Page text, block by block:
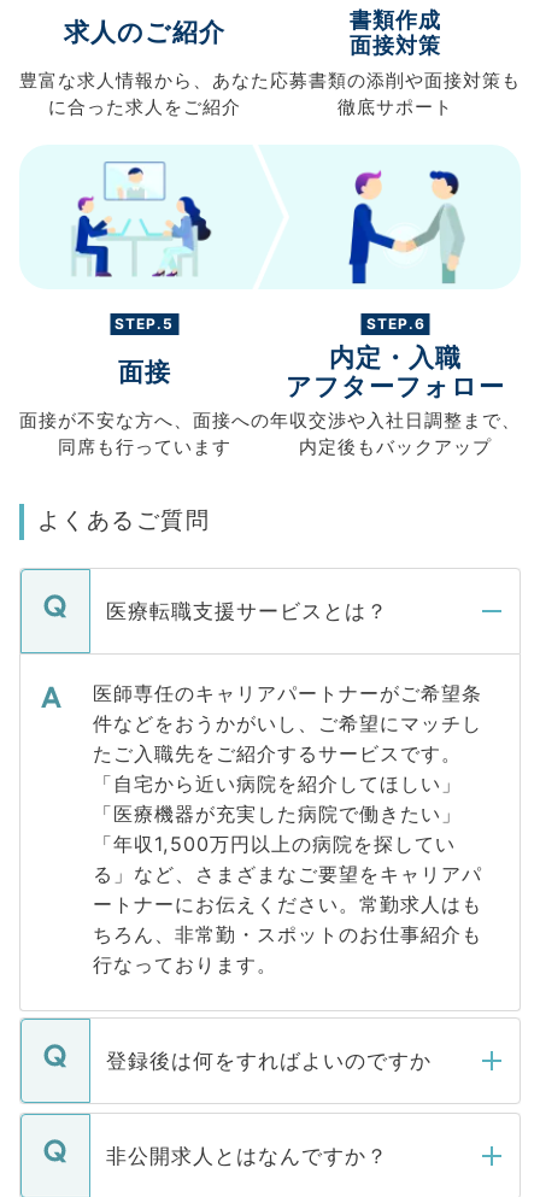
求人のご紹介
豊富な求人情報から、 あなた
に合った求人を ご紹介
書類作成
面接対策
応募書類の添削や面接対策も
徹底サポート
STEP.5
面接
面接が不安な方へ、 面接への
同席も行っています
STEP.6
内定・入職
アフターフォロー
年収交渉や入社日調整まで、
内定後もバックアップ
よくあるご質問
医療転職支援サービスとは？
医師専任のキャリアパートナーがご希望条
件などをおうかがいし、ご希望にマッチし
たご入職先をご紹介するサービスです。
「自宅から近い病院を紹介してほしい」
「医療機器が充実した病院で働きたい」
「年収1,500万円以上の病院を探してい
る」など、さまざまなご要望をキャリアパ
ートナーにお伝えください。常勤求人はも
ちろん、非常勤・スポットのお仕事紹介も
行なっております。
登録後は何をすればよいのですか
ご登録いただきましたら、弊社担当者がご
登録内容を確認し、その後メールもしくは
非公開求人とはなんですか？